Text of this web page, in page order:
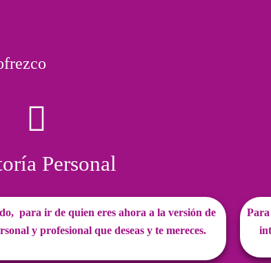
Personal
para ir de quien eres ahora a la versión de
y profesional que deseas y te mereces.
Para